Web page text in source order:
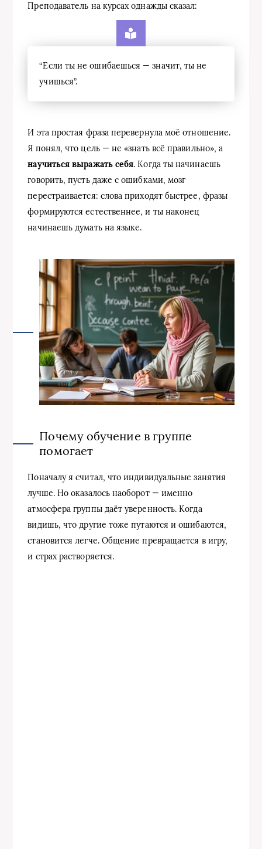
Преподаватель на курсах однажды сказал:
“Если ты не ошибаешься — значит, ты не
учишься”.
И эта простая фраза перевернула моё отношение.
Я понял, что цель — не «знать всё правильно», а
научиться выражать себя. Когда ты начинаешь
говорить, пусть даже с ошибками, мозг
перестраивается: слова приходят быстрее, фразы
формируются естественнее, и ты наконец
начинаешь думать на языке.
Почему обучение в группе
помогает
Поначалу я считал, что индивидуальные занятия
лучше. Но оказалось наоборот — именно
атмосфера группы даёт уверенность. Когда
видишь, что другие тоже путаются и ошибаются,
становится легче. Общение превращается в игру,
и страх растворяется.